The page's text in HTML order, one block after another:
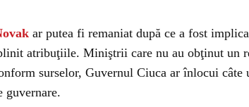
ar putea fi remaniat după ce a fost
atribuţiile. Miniştrii care nu au obţinut un
surselor, Guvernul Ciuca ar înlocui câte
guvernare.